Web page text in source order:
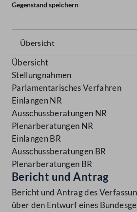
Gegenstand speichern
Übersicht
Stellungnahmen
Parlamentarisches Verfahren
Einlangen NR
Ausschussberatungen NR
Plenarberatungen NR
Einlangen BR
Ausschussberatungen BR
Plenarberatungen BR
Bericht und Antrag
Bericht und Antrag des
über den Entwurf eines